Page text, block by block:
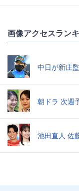
画像アクセスラン
中日が新庄
朝ドラ 次週
池田直人 佐